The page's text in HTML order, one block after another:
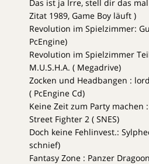
Das ist ja Irre, stell dir das
Zitat 1989, Game Boy läuft )
Revolution im Spielzimmer:
PcEngine)
Revolution im Spielzimmer
M.U.S.H.A. ( Megadrive)
Zocken und Headbangen :
( PcEngine Cd)
Keine Zeit zum Party machen
Street Fighter 2 ( SNES)
Doch keine Fehlinvest.:
schnief)
Fantasy Zone : Panzer